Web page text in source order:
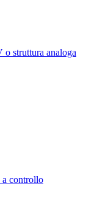
struttura analoga
a controllo